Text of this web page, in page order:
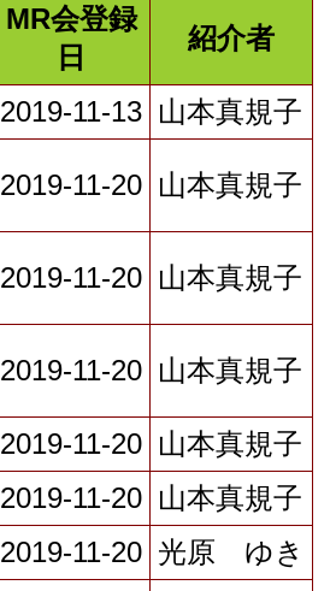
MR会登録
日
紹介者
2019-11-13 山本真規子
2019-11-20 山本真規子
2019-11-20 山本真規子
2019-11-20 山本真規子
2019-11-20 山本真規子
2019-11-20 山本真規子
2019-11-20 光原 ゆき